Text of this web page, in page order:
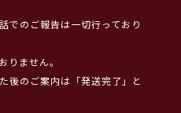
でのご報告は一切行っており
りません。
後のご案内は「発送完了」と